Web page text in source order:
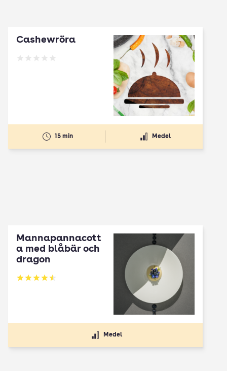
Cashewröra
Betyg: 0 av 5
15 min Medel
Mannapannacott
a med blåbär och
dragon
Betyg: 4.5 av 5
Medel